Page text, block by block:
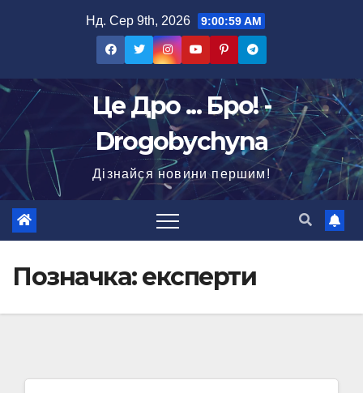
Нд. Сер 9th, 2026 9:01:01 AM
Це Дро ... Бро! -
Drogobychyna
Дізнайся новини першим!
Позначка:експерти